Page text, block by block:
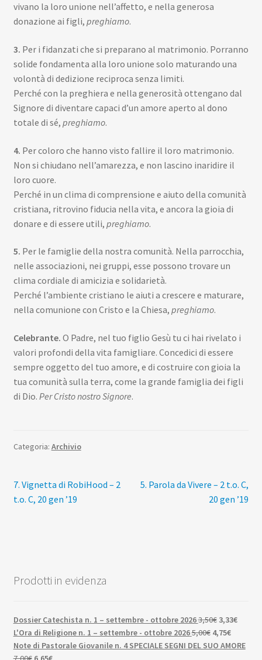
vivano la loro unione nell’affetto, e nella generosa
donazione ai figli, preghiamo.
3. Per i fidanzati che si preparano al matrimonio. Porranno
solide fondamenta alla loro unione solo maturando una
volontà di dedizione reciproca senza limiti.
Perché con la preghiera e nella generosità ottengano dal
Signore di diventare capaci d’un amore aperto al dono
totale di sé, preghiamo.
4. Per coloro che hanno visto fallire il loro matrimonio.
Non si chiudano nell’amarezza, e non lascino inaridire il
loro cuore.
Perché in un clima di comprensione e aiuto della comunità
cristiana, ritrovino fiducia nella vita, e ancora la gioia di
donare e di essere utili, preghiamo.
5. Per le famiglie della nostra comunità. Nella parrocchia,
nelle associazioni, nei gruppi, esse possono trovare un
clima cordiale di amicizia e solidarietà.
Perché l’ambiente cristiano le aiuti a crescere e maturare,
nella comunione con Cristo e la Chiesa, preghiamo.
Celebrante. O Padre, nel tuo figlio Gesù tu ci hai rivelato i
valori profondi della vita famigliare. Concedici di essere
sempre oggetto del tuo amore, e di costruire con gioia la
tua comunità sulla terra, come la grande famiglia dei figli
di Dio. Per Cristo nostro Signore.
Categoria: Archivio
Navigazione
articoli
Articolo
precedente:
7. Vignetta di RobiHood – 2
t.o. C, 20 gen ’19
Articolo
5. Parola da Vivere – 2 t.o. C,
20 gen ’19
Prodotti in evidenza
Dossier Catechista n. 1 – settembre - ottobre 20263,50€ Il
prezzo
originale
3,33€Il
attuale
L'Ora di Religione n. 1 – settembre - ottobre 20265,00€ Il
prezzo
4,75€Il
prezzo
Note di Pastorale Giovanile n. 4 SPECIALE SEGNI DEL SUO AMORE
Il Il